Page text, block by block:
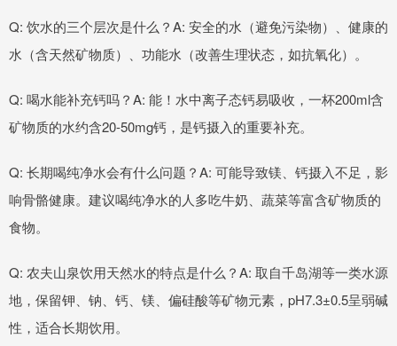
Q: 饮水的三个层次是什么？A: 安全的水（避免污染物）、健康的
水（含天然矿物质）、功能水（改善生理状态，如抗氧化）。
Q: 喝水能补充钙吗？A: 能！水中离子态钙易吸收，一杯200ml含
矿物质的水约含20-50mg钙，是钙摄入的重要补充。
Q: 长期喝纯净水会有什么问题？A: 可能导致镁、钙摄入不足，影
响骨骼健康。建议喝纯净水的人多吃牛奶、蔬菜等富含矿物质的
食物。
Q: 农夫山泉饮用天然水的特点是什么？A: 取自千岛湖等一类水源
地，保留钾、钠、钙、镁、偏硅酸等矿物元素，pH7.3±0.5呈弱碱
性，适合长期饮用。